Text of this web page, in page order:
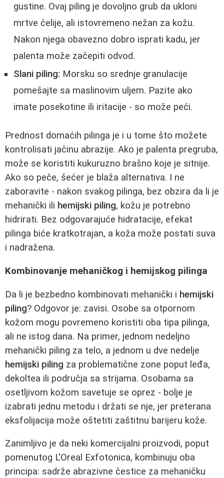
gustine. Ovaj piling je dovoljno grub da ukloni
mrtve ćelije, ali istovremeno nežan za kožu.
Nakon njega obavezno dobro isprati kadu, jer
palenta može začepiti odvod.
Slani piling: Morsku so srednje granulacije
pomešajte sa maslinovim uljem. Pazite ako
imate posekotine ili iritacije - so može peći.
Prednost domaćih pilinga je i u tome što možete
kontrolisati jačinu abrazije. Ako je palenta pregruba,
može se koristiti kukuruzno brašno koje je sitnije.
Ako so peče, šećer je blaža alternativa. I ne
zaboravite - nakon svakog pilinga, bez obzira da li je
mehanički ili hemijski piling, kožu je potrebno
hidrirati. Bez odgovarajuće hidratacije, efekat
pilinga biće kratkotrajan, a koža može postati suva
i nadražena.
Kombinovanje mehaničkog i hemijskog pilinga
Da li je bezbedno kombinovati mehanički i hemijski
piling? Odgovor je: zavisi. Osobe sa otpornom
kožom mogu povremeno koristiti oba tipa pilinga,
ali ne istog dana. Na primer, jednom nedeljno
mehanički piling za telo, a jednom u dve nedelje
hemijski piling za problematične zone poput leđa,
dekoltea ili područja sa strijama. Osobama sa
osetljivom kožom savetuje se oprez - bolje je
izabrati jednu metodu i držati se nje, jer preterana
eksfolijacija može oštetiti zaštitnu barijeru kože.
Zanimljivo je da neki komercijalni proizvodi, poput
pomenutog L'Oreal Exfotonica, kombinuju oba
principa: sadrže abrazivne čestice za mehaničku